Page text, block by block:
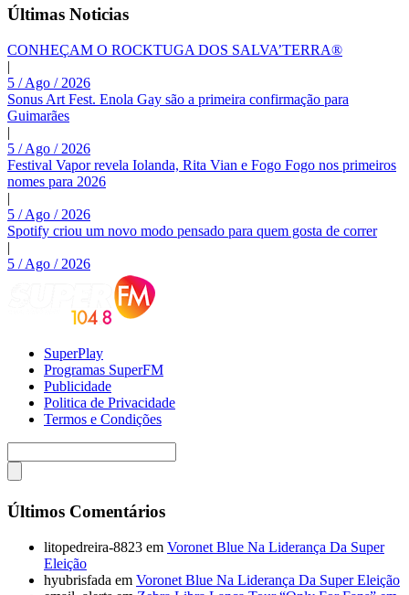
Últimas Noticias
CONHEÇAM O ROCKTUGA DOS SALVA’TERRA®
|
5 / Ago / 2026
Sonus Art Fest. Enola Gay são a primeira confirmação para
Guimarães
|
5 / Ago / 2026
Festival Vapor revela Iolanda, Rita Vian e Fogo Fogo nos primeiros
nomes para 2026
|
5 / Ago / 2026
Spotify criou um novo modo pensado para quem gosta de correr
|
5 / Ago / 2026
SuperPlay
Programas SuperFM
Publicidade
Politica de Privacidade
Termos e Condições
Últimos Comentários
litopedreira-8823 em Voronet Blue Na Liderança Da Super
Eleição
hyubrisfada em Voronet Blue Na Liderança Da Super Eleição